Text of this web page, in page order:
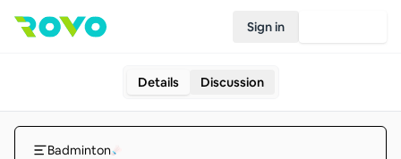
Sign in
Details Discussion
Badminton